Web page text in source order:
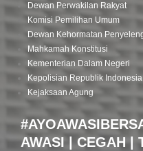
Dewan Perwakilan Rakyat
Komisi Pemilihan Umum
Dewan Kehormatan
Mahkamah Konstitusi
Kementerian Dalam Negeri
Kepolisian Republik Indonesia
Kejaksaan Agung
AWASI | CEGAH |